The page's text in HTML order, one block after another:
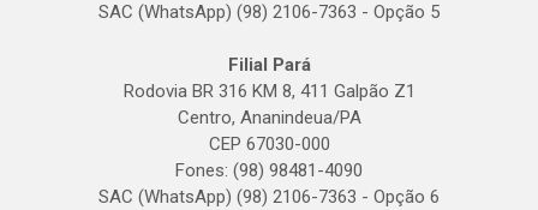
SAC (WhatsApp) (98) 2106-7363 - Opção 5
Filial Pará
Rodovia BR 316 KM 8, 411 Galpão Z1
Centro, Ananindeua/PA
CEP 67030-000
Fones: (98) 98481-4090
SAC (WhatsApp) (98) 2106-7363 - Opção 6